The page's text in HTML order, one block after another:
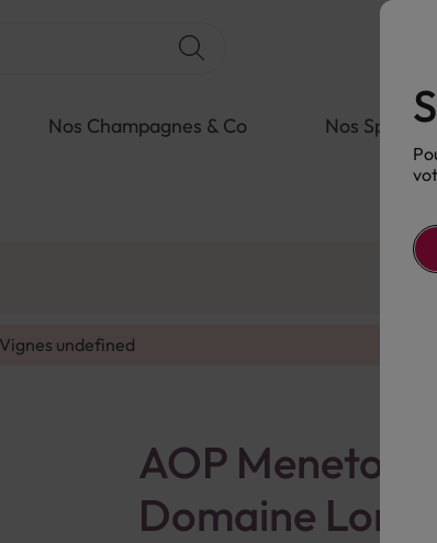
Nos Champagnes & Co Nos
undefined
AOP Menetou-
Domaine Loriot